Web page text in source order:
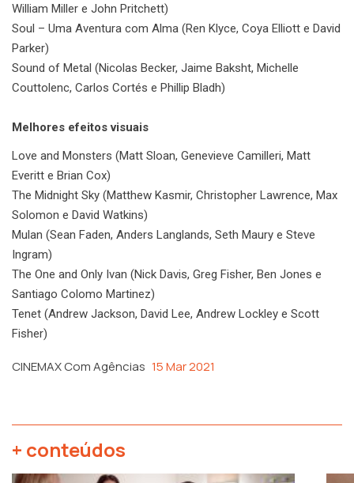
William Miller e John Pritchett)
Soul – Uma Aventura com Alma (Ren Klyce, Coya Elliott e David
Parker)
Sound of Metal (Nicolas Becker, Jaime Baksht, Michelle
Couttolenc, Carlos Cortés e Phillip Bladh)
Melhores efeitos visuais
Love and Monsters (Matt Sloan, Genevieve Camilleri, Matt
Everitt e Brian Cox)
The Midnight Sky (Matthew Kasmir, Christopher Lawrence, Max
Solomon e David Watkins)
Mulan (Sean Faden, Anders Langlands, Seth Maury e Steve
Ingram)
The One and Only Ivan (Nick Davis, Greg Fisher, Ben Jones e
Santiago Colomo Martinez)
Tenet (Andrew Jackson, David Lee, Andrew Lockley e Scott
Fisher)
CINEMAX Com Agências 15 Mar 2021
+ conteúdos